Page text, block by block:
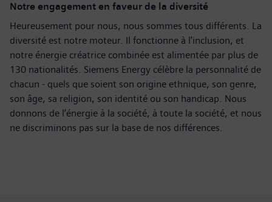
Notre engagement en faveur de la diversité
Heureusement pour nous, nous sommes tous différents. La
diversité est notre moteur. Il fonctionne à l’inclusion, et
notre énergie créatrice combinée est alimentée par plus de
130 nationalités. Siemens Energy célèbre la personnalité de
chacun - quels que soient son origine ethnique, son genre,
son âge, sa religion, son identité ou son handicap. Nous
donnons de l’énergie à la société, à toute la société, et nous
ne discriminons pas sur la base de nos différences.